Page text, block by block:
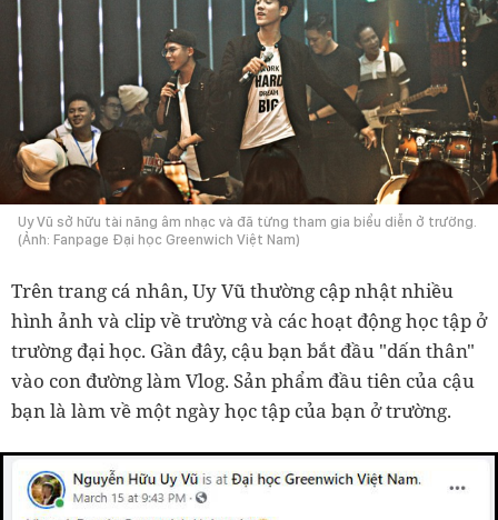
Uy Vũ sở hữu tài năng âm nhạc và đã từng tham gia biểu diễn ở trường.
(Ảnh: Fanpage Đại học Greenwich Việt Nam)
Trên trang cá nhân, Uy Vũ thường cập nhật nhiều
hình ảnh và clip về trường và các hoạt động học tập ở
trường đại học. Gần đây, cậu bạn bắt đầu "dấn thân"
vào con đường làm Vlog. Sản phẩm đầu tiên của cậu
bạn là làm về một ngày học tập của bạn ở trường.